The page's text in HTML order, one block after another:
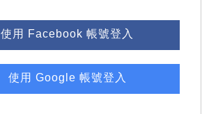
使用 Facebook 帳號登入
使用 Google 帳號登入